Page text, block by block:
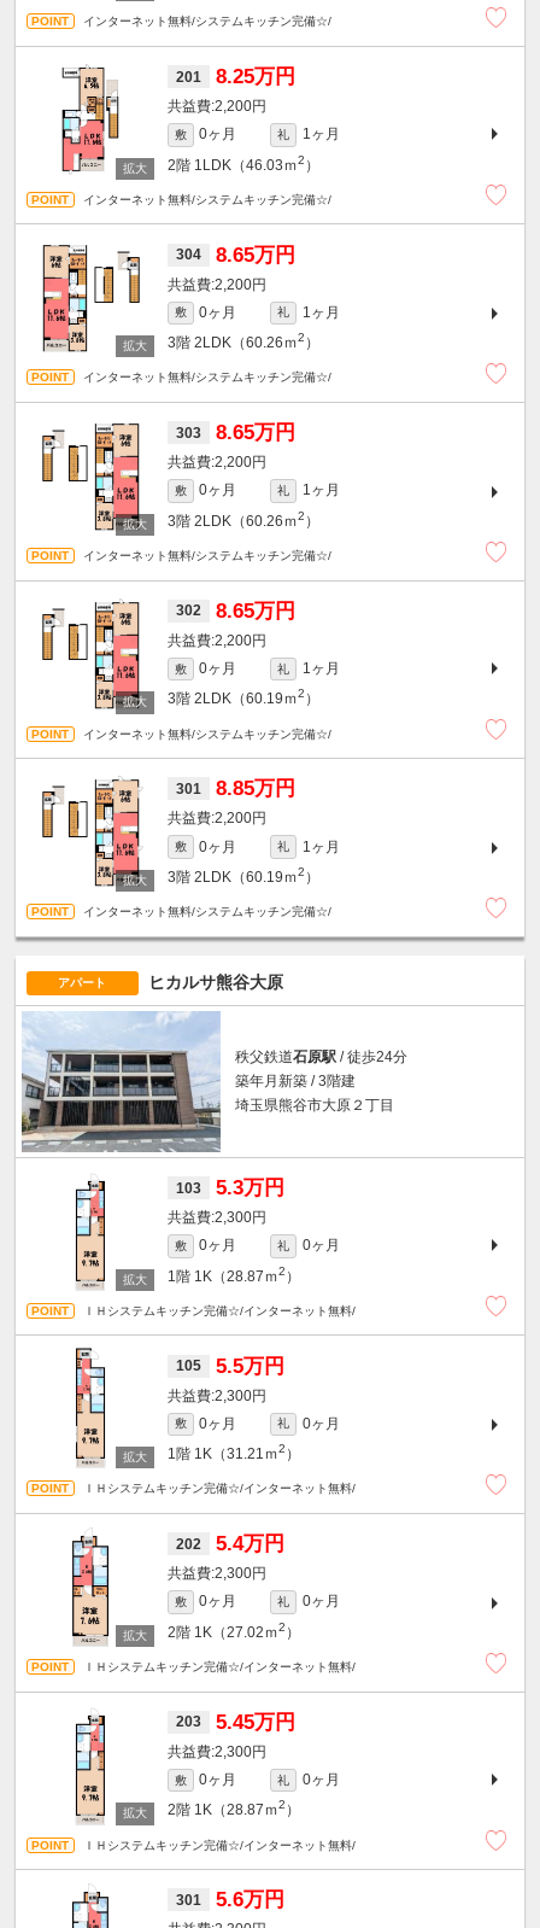
インターネット無料/システムキッチン完備☆/
201 8.25万円
2,200円
敷 0ヶ月 礼
1ヶ月
2階 1LDK（46.03ｍ2 ）
インターネット無料/システムキッチン完備☆/
304 8.65万円
2,200円
敷 0ヶ月 礼
1ヶ月
3階 2LDK（60.26ｍ2 ）
インターネット無料/システムキッチン完備☆/
303 8.65万円
2,200円
敷 0ヶ月 礼
1ヶ月
3階 2LDK（60.26ｍ2 ）
インターネット無料/システムキッチン完備☆/
302 8.65万円
2,200円
敷 0ヶ月 礼
1ヶ月
3階 2LDK（60.19ｍ2 ）
インターネット無料/システムキッチン完備☆/
301 8.85万円
2,200円
敷 0ヶ月 礼
1ヶ月
3階 2LDK（60.19ｍ2 ）
インターネット無料/システムキッチン完備☆/
アパート ヒカルサ熊谷大原
秩父鉄道石原駅 / 徒歩24分
築年月新築 / 3階建
埼玉県熊谷市大原２丁目
103 5.3万円
2,300円
敷 0ヶ月 礼
0ヶ月
1階 1K（28.87ｍ2 ）
ＩＨシステムキッチン完備☆/インターネット無料/
105 5.5万円
2,300円
敷 0ヶ月 礼
0ヶ月
1階 1K（31.21ｍ2 ）
ＩＨシステムキッチン完備☆/インターネット無料/
202 5.4万円
2,300円
敷 0ヶ月 礼
0ヶ月
2階 1K（27.02ｍ2 ）
ＩＨシステムキッチン完備☆/インターネット無料/
203 5.45万円
2,300円
敷 0ヶ月 礼
0ヶ月
2階 1K（28.87ｍ2 ）
ＩＨシステムキッチン完備☆/インターネット無料/
301 5.6万円